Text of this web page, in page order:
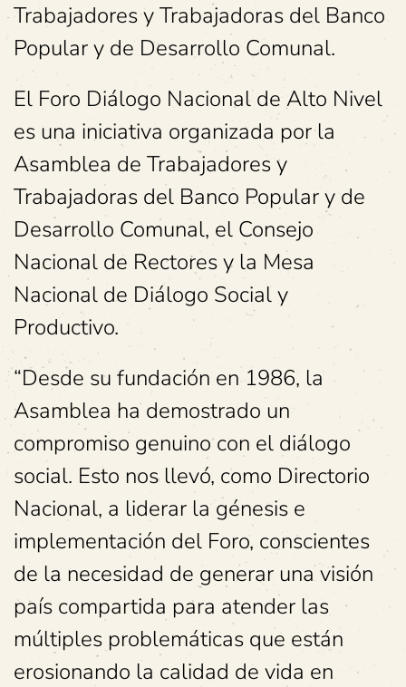
Trabajadores y Trabajadoras del Banco
Popular y de Desarrollo Comunal.
El Foro Diálogo Nacional de Alto Nivel
es una iniciativa organizada por la
Asamblea de Trabajadores y
Trabajadoras del Banco Popular y de
Desarrollo Comunal, el Consejo
Nacional de Rectores y la Mesa
Nacional de Diálogo Social y
Productivo.
“Desde su fundación en 1986, la
Asamblea ha demostrado un
compromiso genuino con el diálogo
social. Esto nos llevó, como Directorio
Nacional, a liderar la génesis e
implementación del Foro, conscientes
de la necesidad de generar una visión
país compartida para atender las
múltiples problemáticas que están
erosionando la calidad de vida en